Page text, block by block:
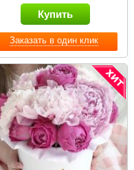
Заказать в один клик
Купить